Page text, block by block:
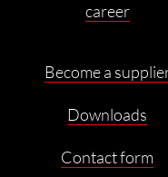
career
Become a
Downloads
Contact form